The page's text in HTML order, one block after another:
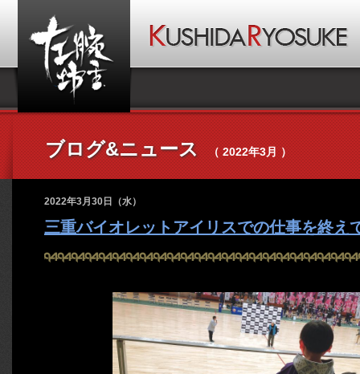
ブログ&ニュース （ 2022年3月 ）
2022年3月30日（水）
三重バイオレットアイリスでの仕事を終え